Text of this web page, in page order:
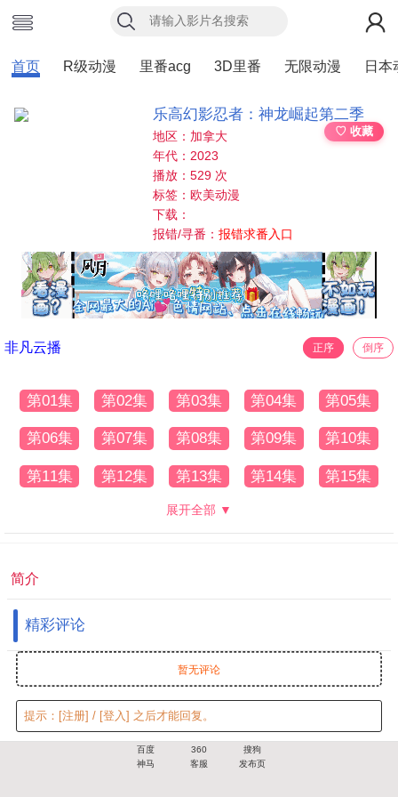
首页 R级动漫 里番acg 3D里番 无限动漫 日本
乐高幻影忍者：神龙崛起第二季
♡ 收藏
地区：加拿大
年代：2023
播放：529 次
标签：欧美动漫
下载：
报错/寻番：报错求番入口
非凡云播 正序 倒序
第01集 第02集 第03集 第04集 第05集
第06集 第07集 第08集 第09集 第10集
第11集 第12集 第13集 第14集 第15集
展开全部 ▼
简介
精彩评论
暂无评论
提示： [注册] / [登入] 之后才能回复。
百度 360
搜狗
神马
客服 发布页